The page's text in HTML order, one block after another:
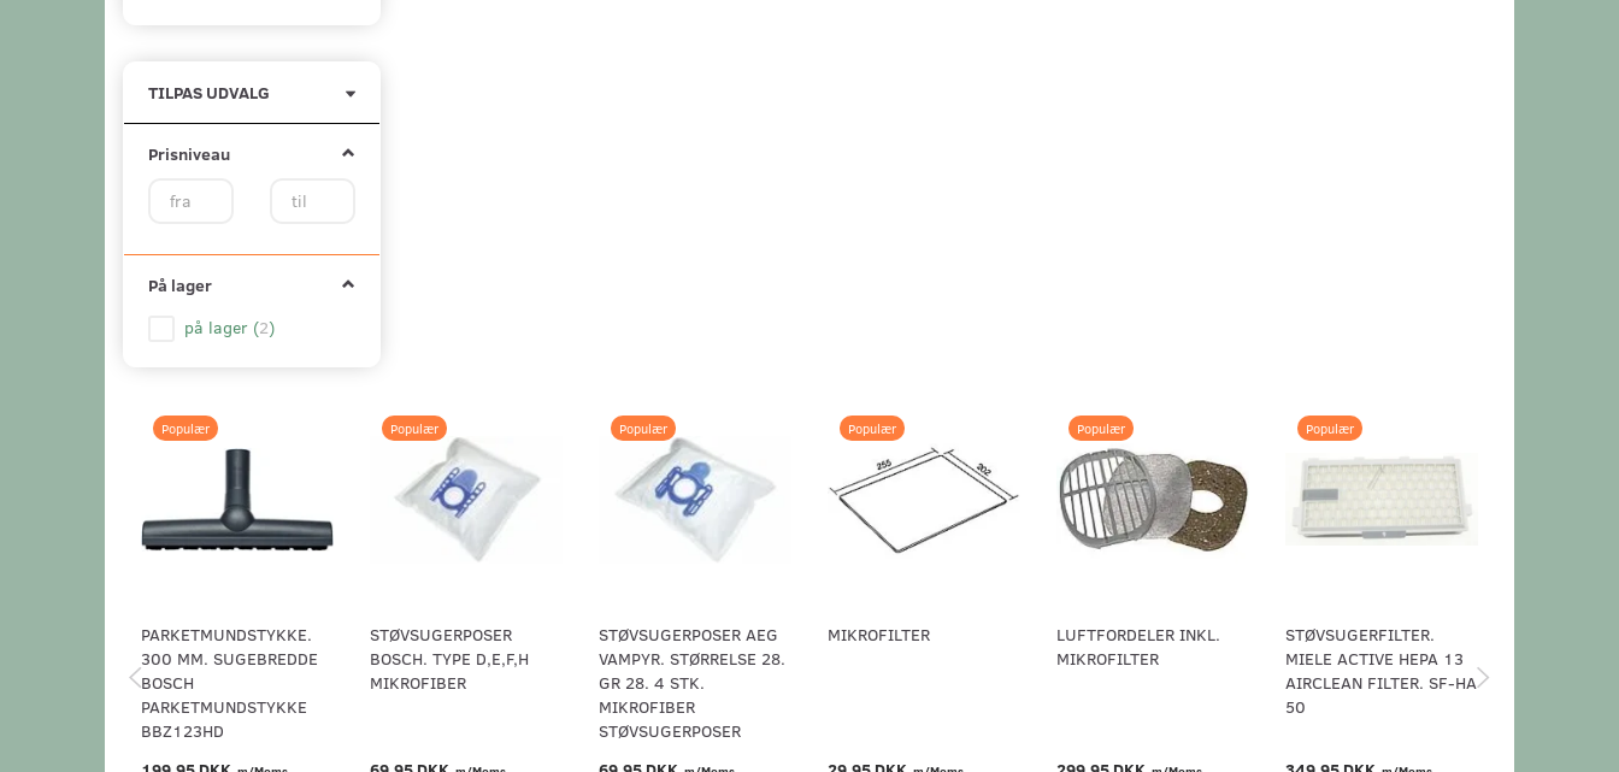
TILPAS UDVALG
Prisniveau
På lager
på lager (2)
Populær
PARKETMUNDSTYKKE.
300 MM. SUGEBREDDE
BOSCH
PARKETMUNDSTYKKE
BBZ123HD
Populær
STØVSUGERPOSER
BOSCH. TYPE D,E,F,H
MIKROFIBER
Populær
STØVSUGERPOSER AEG
VAMPYR. STØRRELSE 28.
GR 28. 4 STK.
MIKROFIBER
STØVSUGERPOSER
Populær
MIKROFILTER
Populær
LUFTFORDELER INKL.
MIKROFILTER
Populær
STØVSUGERFILTER.
MIELE ACTIVE HEPA 13
AIRCLEAN FILTER. SF-HA
50